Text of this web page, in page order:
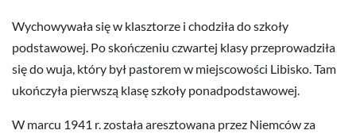
Wychowywała się w klasztorze i chodziła do szkoły
podstawowej. Po skończeniu czwartej klasy przeprowadziła
się do wuja, który był pastorem w miejscowości Libisko. Tam
ukończyła pierwszą klasę szkoły ponadpodstawowej.
W marcu 1941 r. została aresztowana przez Niemców za